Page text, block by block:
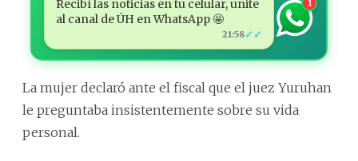
Recibí las noticias en tu celular, unite
al canal de ÚH en WhatsApp 🤩
21:58✓✓
1
La mujer declaró ante el fiscal que el juez Yuruhan
le preguntaba insistentemente sobre su vida
personal.